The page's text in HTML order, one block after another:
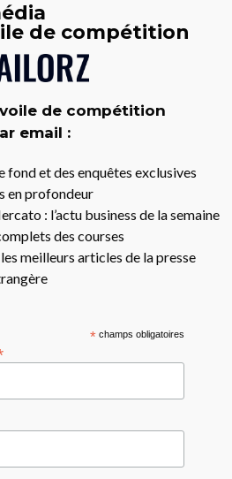
de compétition
de compétition
email :
fond et des enquêtes exclusives
en profondeur
: l’actu business de la semaine
des courses
meilleurs articles de la presse
*champs obligatoires